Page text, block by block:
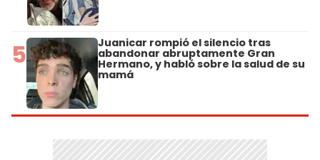
5 Juanicar rompió el silencio tras
abandonar abruptamente Gran
Hermano, y habló sobre la salud de su
mamá